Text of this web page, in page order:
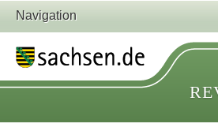
Navigation